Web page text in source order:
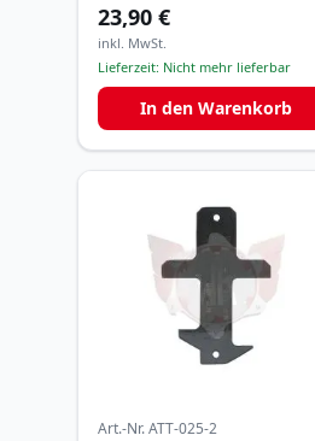
23,90 €
inkl. MwSt.
Lieferzeit: Nicht mehr lieferbar
In den Warenkorb
Art.-Nr.ATT-025-2